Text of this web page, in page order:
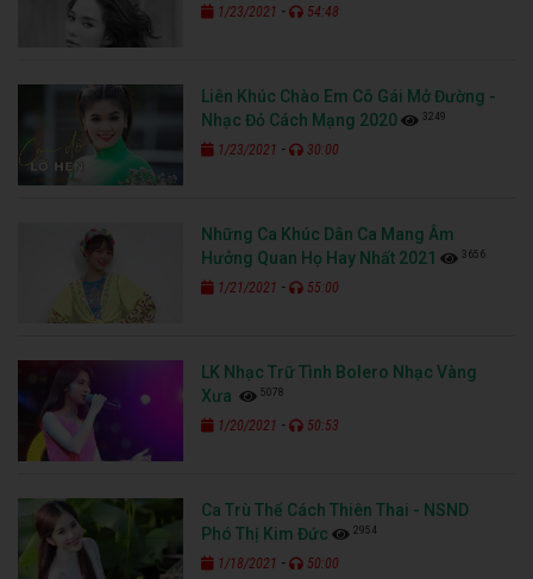
1/23/2021 - 54:48
Liên Khúc Chào Em Cô Gái Mở Đường -
Nhạc Đỏ Cách Mạng 2020
3249
1/23/2021 - 30:00
Những Ca Khúc Dân Ca Mang Âm
Hưởng Quan Họ Hay Nhất 2021
3656
1/21/2021 - 55:00
LK Nhạc Trữ Tình Bolero Nhạc Vàng
Xưa
5078
1/20/2021 - 50:53
Ca Trù Thể Cách Thiên Thai - NSND
Phó Thị Kim Đức
2954
1/18/2021 - 50:00